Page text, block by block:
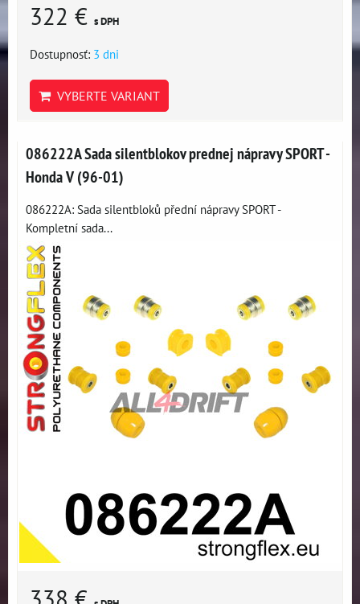
322 € s DPH
Dostupnosť: 3 dni
VYBERTE VARIANT
086222A Sada silentblokov prednej nápravy SPORT -
Honda V (96-01)
086222A: Sada silentbloků přední nápravy SPORT -
Kompletní sada...